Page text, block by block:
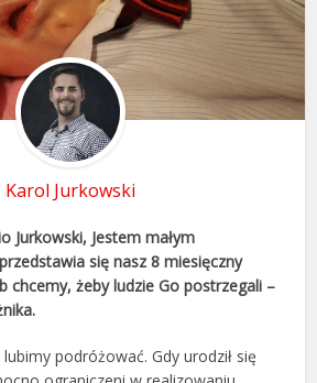
Karol Jurkowski
Jurkowski, Jestem małym
się nasz 8 miesięczny
chcemy, żeby ludzie Go postrzegali –
podróżować. Gdy urodził się